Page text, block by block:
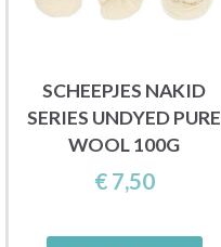
SCHEEPJES NAKID
SERIES UNDYED PURE
WOOL 100G
€ 7,50